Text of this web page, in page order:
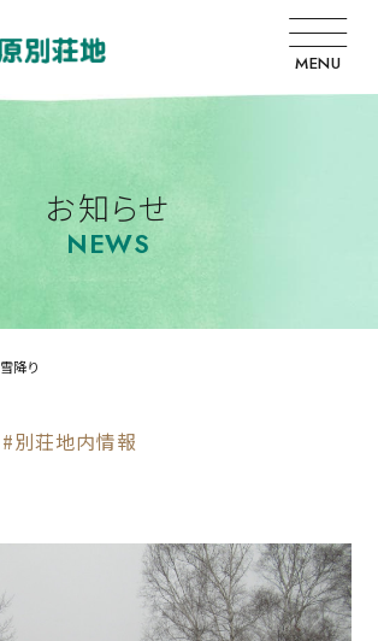
MENU
お知らせ
NEWS
雪降り
#別荘地内情報